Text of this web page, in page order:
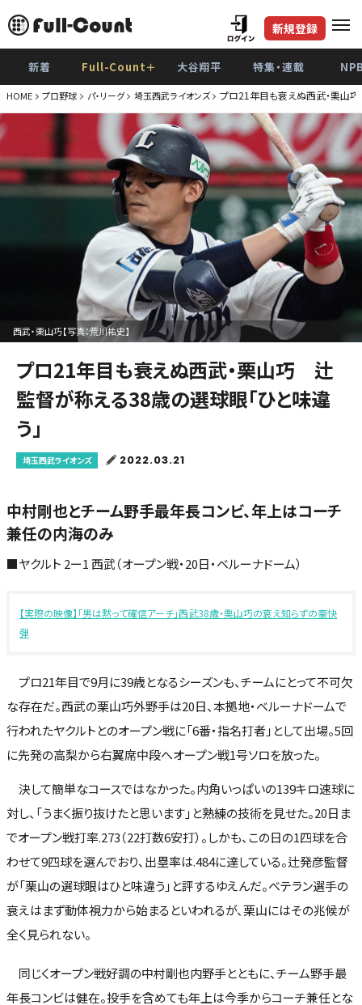
新規登録
新着 Full-Count＋ 大谷翔平 特集・連載
HOME プロ野球 パ・リーグ 埼玉西武ライオンズ プロ21年目も衰えぬ西武・栗山
西武・栗山巧【写真：荒川祐史】
プロ21年目も衰えぬ西武・栗山巧 辻
監督が称える38歳の選球眼「ひと味違
う」
埼玉西武ライオンズ 2022.03.21
中村剛也とチーム野手最年長コンビ、年上はコーチ
兼任の内海のみ
■ヤクルト 2ー1 西武（オープン戦・20日・ベルーナドーム）
【実際の映像】「男は黙って確信アーチ」西武38歳・栗山巧の衰え知らずの豪快
弾
プロ21年目で9月に39歳となるシーズンも、チームにとって不可欠
な存在だ。西武の栗山巧外野手は20日、本拠地・ベルーナドームで
行われたヤクルトとのオープン戦に「6番・指名打者」として出場。5回
に先発の高梨から右翼席中段へオープン戦1号ソロを放った。
決して簡単なコースではなかった。内角いっぱいの139キロ速球に
対し、「うまく振り抜けたと思います」と熟練の技術を見せた。20日ま
でオープン戦打率.273（22打数6安打）。しかも、この日の1四球を合
わせて9四球を選んでおり、出塁率は.484に達している。辻発彦監督
が「栗山の選球眼はひと味違う」と評するゆえんだ。ベテラン選手の
衰えはまず動体視力から始まるといわれるが、栗山にはその兆候が
全く見られない。
同じくオープン戦好調の中村剛也内野手とともに、チーム野手最
年長コンビは健在。投手を含めても年上は今季からコーチ兼任とな